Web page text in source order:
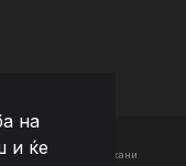
на
и ќе
- Сите права задржани